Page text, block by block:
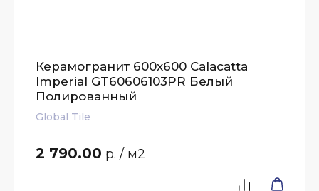
Керамогранит 600x600 Calacatta
Imperial GT60606103PR Белый
Полированный
Global Tile
2 790.00 р. / м2